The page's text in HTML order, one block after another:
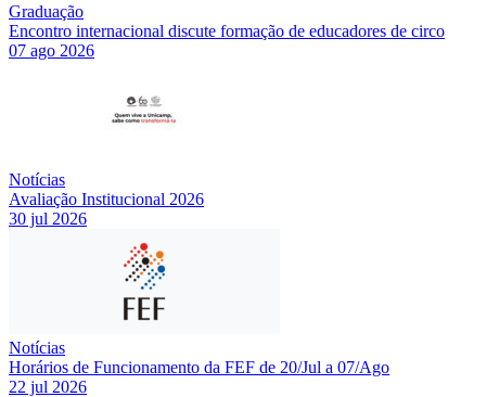
Graduação
Encontro internacional discute formação de educadores de circo
07 ago 2026
Notícias
Avaliação Institucional 2026
30 jul 2026
Notícias
Horários de Funcionamento da FEF de 20/Jul a 07/Ago
22 jul 2026